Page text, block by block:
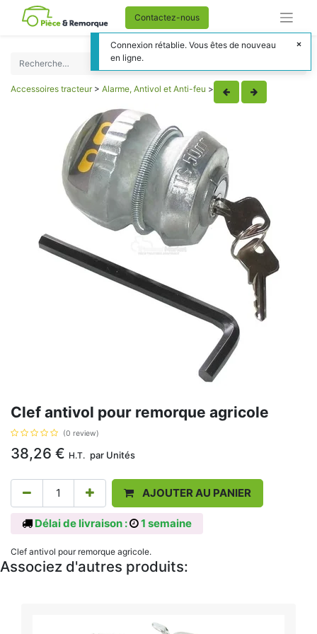
Contactez-nous
Accessoires tracteur> Alarme, Antivol et Anti-feu >
Clef antivol pour remorque agricole
(0 review)
38,26 € H.T. par Unités
AJOUTER AU PANIER
Délai de livraison : 1 semaine
Clef antivol pour remorque agricole.
Associez d'autres produits:
Connexion rétablie. Vous êtes de nouveau
en ligne.